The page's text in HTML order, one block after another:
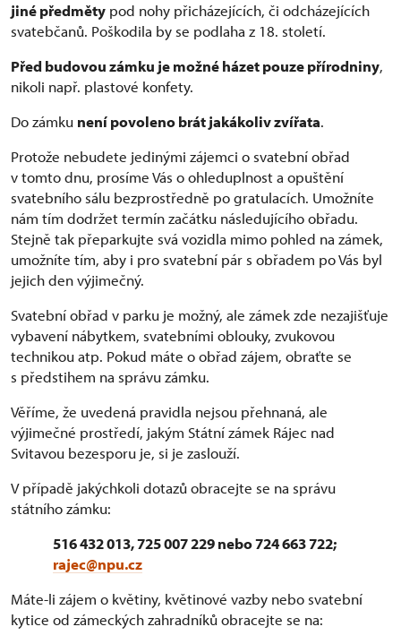
jiné předměty pod nohy přicházejících, či odcházejících
svatebčanů. Poškodila by se podlaha z 18. století.
Před budovou zámku je možné házet pouze přírodniny,
nikoli např. plastové konfety.
Do zámku není povoleno brát jakákoliv zvířata.
Protože nebudete jedinými zájemci o svatební obřad
v tomto dnu, prosíme Vás o ohleduplnost a opuštění
svatebního sálu bezprostředně po gratulacích. Umožníte
nám tím dodržet termín začátku následujícího obřadu.
Stejně tak přeparkujte svá vozidla mimo pohled na zámek,
umožníte tím, aby i pro svatební pár s obřadem po Vás byl
jejich den výjimečný.
Svatební obřad v parku je možný, ale zámek zde nezajišťuje
vybavení nábytkem, svatebními oblouky, zvukovou
technikou atp. Pokud máte o obřad zájem, obraťte se
s předstihem na správu zámku.
Věříme, že uvedená pravidla nejsou přehnaná, ale
výjimečné prostředí, jakým Státní zámek Rájec nad
Svitavou bezesporu je, si je zaslouží.
V případě jakýchkoli dotazů obracejte se na správu
státního zámku:
516 432 013, 725 007 229 nebo 724 663 722;
rajec@npu.cz
Máte-li zájem o květiny, květinové vazby nebo svatební
kytice od zámeckých zahradníků obracejte se na: